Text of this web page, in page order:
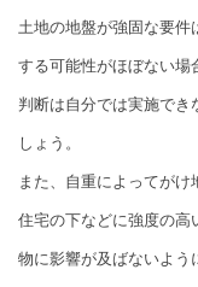
土地の地盤が強固な要件
する可能性がほぼない場
判断は自分では実施でき
しょう。
また、自重によってがけ
住宅の下などに強度の高
物に影響が及ばないよう